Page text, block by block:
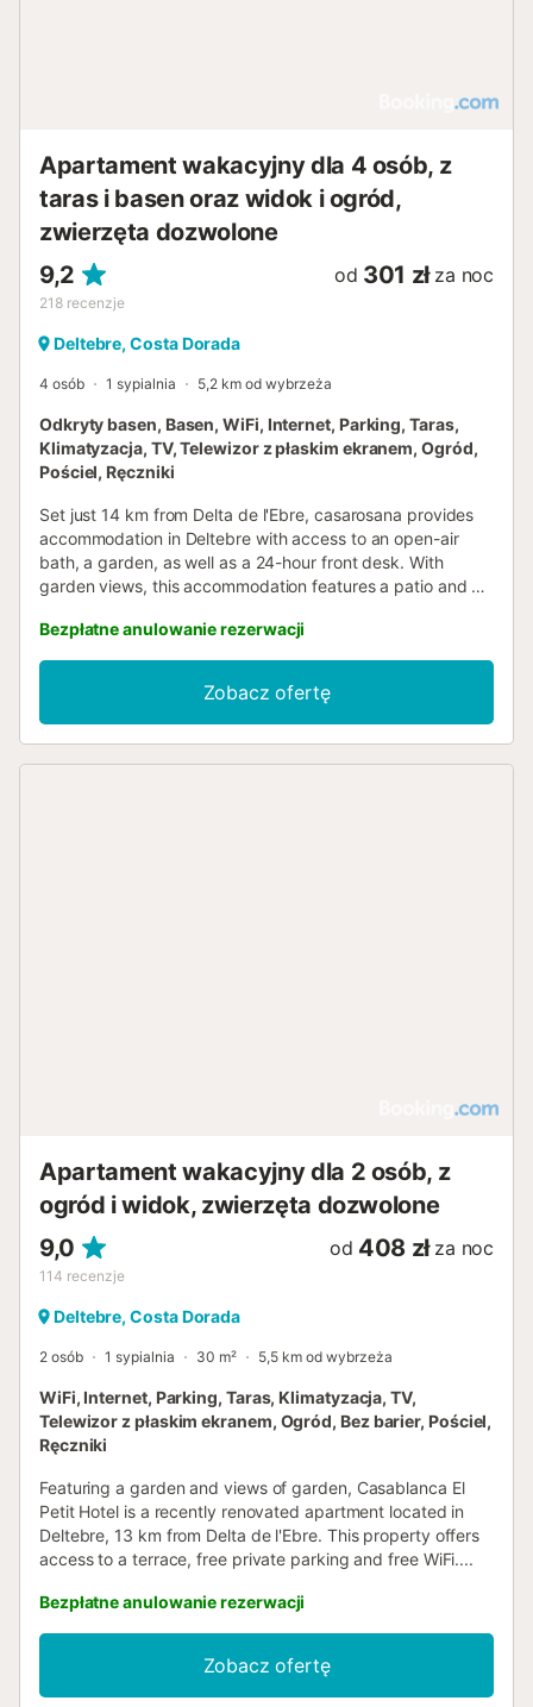
Apartament wakacyjny dla 4 osób, z
taras i basen oraz widok i ogród,
zwierzęta dozwolone
9,2
218 recenzje
od 301 zł za noc
Deltebre, Costa Dorada
4 osób 1 sypialnia 5,2 km od wybrzeża
Odkryty basen, Basen, WiFi, Internet, Parking, Taras,
Klimatyzacja, TV, Telewizor z płaskim ekranem, Ogród,
Pościel, Ręczniki
Set just 14 km from Delta de l'Ebre, casarosana provides
accommodation in Deltebre with access to an open-air
bath, a garden, as well as a 24-hour front desk. With
garden views, this accommodation features a patio and a
Bezpłatne anulowanie rezerwacji
Zobacz ofertę
Apartament wakacyjny dla 2 osób, z
ogród i widok, zwierzęta dozwolone
9,0
114 recenzje
od 408 zł za noc
Deltebre, Costa Dorada
2 osób 1 sypialnia 30 m² 5,5 km od wybrzeża
WiFi, Internet, Parking, Taras, Klimatyzacja, TV,
Telewizor z płaskim ekranem, Ogród, Bez barier, Pościel,
Ręczniki
Featuring a garden and views of garden, Casablanca El
Petit Hotel is a recently renovated apartment located in
Deltebre, 13 km from Delta de l'Ebre. This property offers
access to a terrace, free private parking and free WiFi....
Bezpłatne anulowanie rezerwacji
Zobacz ofertę